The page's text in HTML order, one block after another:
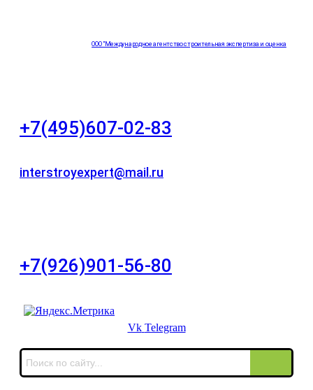
ООО "Международное агентство строительная экспертиза и оценка
+7(495)607-02-83
interstroyexpert@mail.ru
+7(926)901-56-80
Vk Telegram